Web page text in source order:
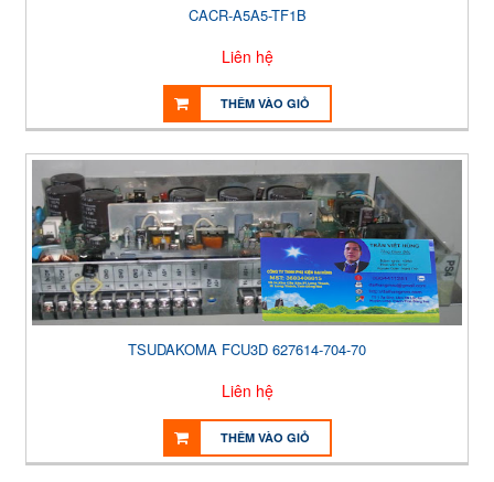
CACR-A5A5-TF1B
Liên hệ
THÊM VÀO GIỎ
TSUDAKOMA FCU3D 627614-704-70
Liên hệ
THÊM VÀO GIỎ